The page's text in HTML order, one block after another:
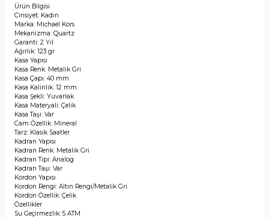
Ürün Bilgisi
Cinsiyet: Kadın
Marka: Michael Kors
Mekanizma: Quartz
Garanti: 2 Yıl
Ağırlık: 123 gr
Kasa Yapısı
Kasa Renk: Metalik Gri
Kasa Çapı: 40 mm
Kasa Kalinlik: 12 mm
Kasa Şekli: Yuvarlak
Kasa Materyali: Çelik
Kasa Taşı: Var
Cam Özellik: Mineral
Tarz: Klasik Saatler
Kadran Yapısı
Kadran Renk: Metalik Gri
Kadran Tipi: Analog
Kadran Taşı: Var
Kordon Yapısı
Kordon Rengi: Altın Rengi/Metalik Gri
Kordon Özellik: Çelik
Özellikler
Su Geçirmezlik: 5 ATM